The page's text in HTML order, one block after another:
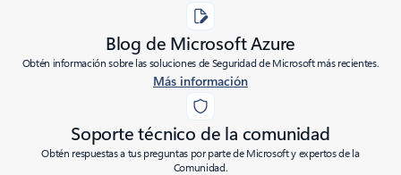
Blog de Microsoft Azure
Obtén información sobre las soluciones de Seguridad de Microsoft más recientes.
Más información
Soporte técnico de la comunidad
Obtén respuestas a tus preguntas por parte de Microsoft y expertos de la
Comunidad.